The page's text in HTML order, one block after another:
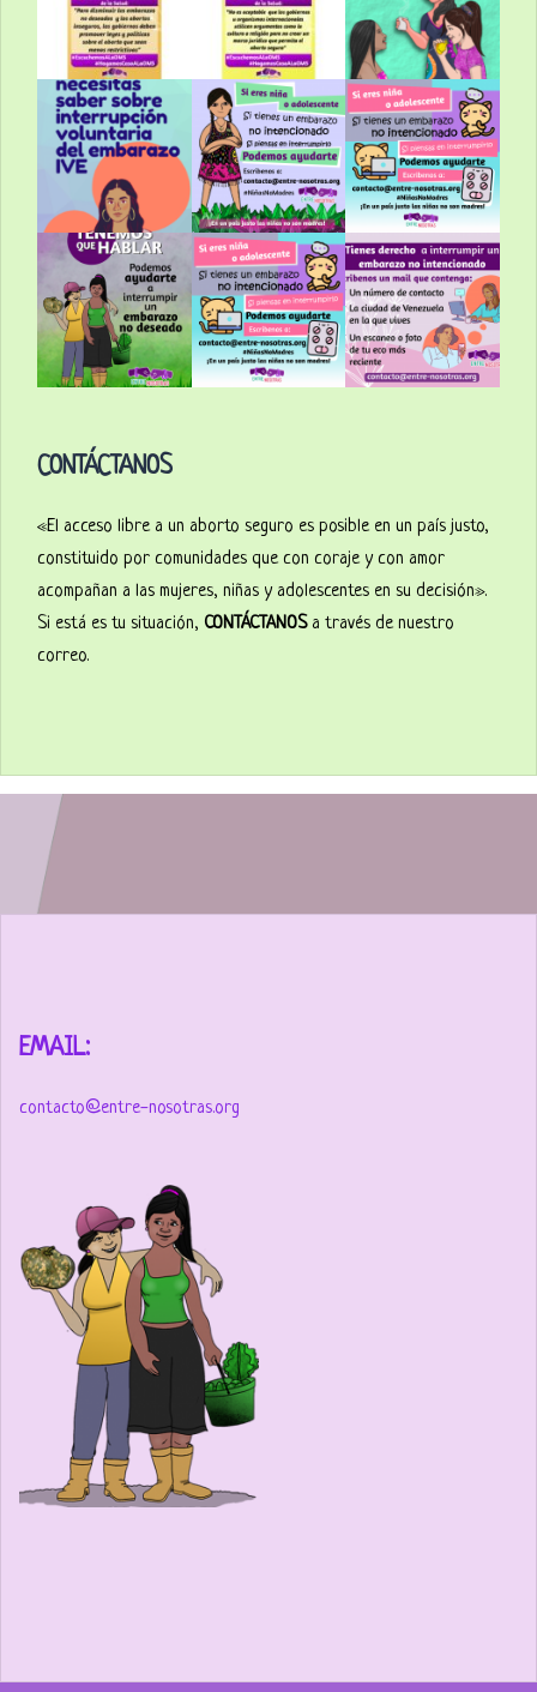
CONTÁCTANOS
«El acceso libre a un aborto seguro es posible en un país justo,
constituido por comunidades que con coraje y con amor
acompañan a las mujeres, niñas y adolescentes en su decisión».
Si está es tu situación, CONTÁCTANOSa través de nuestro
correo.
EMAIL:
contacto@entre-nosotras.org